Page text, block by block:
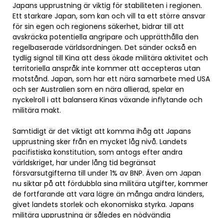
Japans upprustning är viktig för stabiliteten i regionen.
Ett starkare Japan, som kan och vill ta ett större ansvar
för sin egen och regionens säkerhet, bidrar till att
avskräcka potentiella angripare och upprätthålla den
regelbaserade världsordningen. Det sänder också en
tydlig signal till Kina att dess ökade militära aktivitet och
territoriella anspråk inte kommer att accepteras utan
motstånd. Japan, som har ett nära samarbete med USA
och ser Australien som en nära allierad, spelar en
nyckelroll i att balansera Kinas växande inflytande och
militära makt.
Samtidigt är det viktigt att komma ihåg att Japans
upprustning sker från en mycket låg nivå. Landets
pacifistiska konstitution, som antogs efter andra
världskriget, har under lång tid begränsat
försvarsutgifterna till under 1% av BNP. Även om Japan
nu siktar på att fördubbla sina militära utgifter, kommer
de fortfarande att vara lägre än många andra länders,
givet landets storlek och ekonomiska styrka. Japans
militära upprustning är således en nödvändig